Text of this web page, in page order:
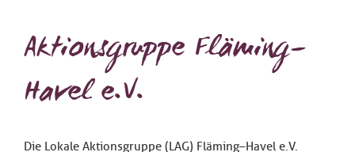
Aktionsgruppe Fläming–
Havel e.V.
Die Lokale Aktionsgruppe (LAG) Fläming–Havel e.V.